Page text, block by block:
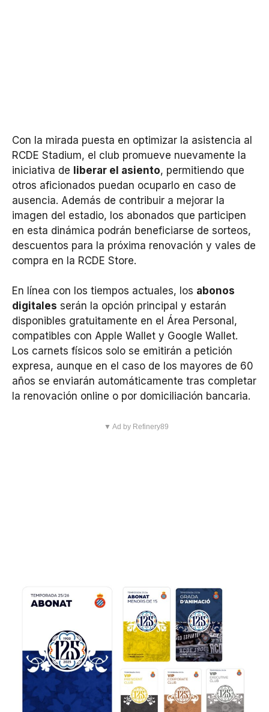
Con la mirada puesta en optimizar la asistencia al
RCDE Stadium, el club promueve nuevamente la
iniciativa de liberar el asiento, permitiendo que
otros aficionados puedan ocuparlo en caso de
ausencia. Además de contribuir a mejorar la
imagen del estadio, los abonados que participen
en esta dinámica podrán beneficiarse de sorteos,
descuentos para la próxima renovación y vales de
compra en la RCDE Store.
En línea con los tiempos actuales, los abonos
digitales serán la opción principal y estarán
disponibles gratuitamente en el Área Personal,
compatibles con Apple Wallet y Google Wallet.
Los carnets físicos solo se emitirán a petición
expresa, aunque en el caso de los mayores de 60
años se enviarán automáticamente tras completar
la renovación online o por domiciliación bancaria.
▼ Ad by Refinery89